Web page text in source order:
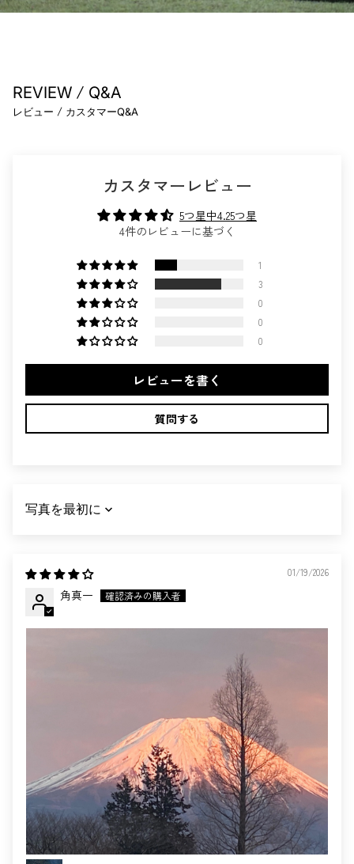
REVIEW / Q&A
レビュー / カスタマーQ&A
カスタマーレビュー
5つ星中4.25つ星
4件のレビューに基づく
1
3
0
0
0
レビューを書く
質問する
SORT BY
01/19/2026
角真一